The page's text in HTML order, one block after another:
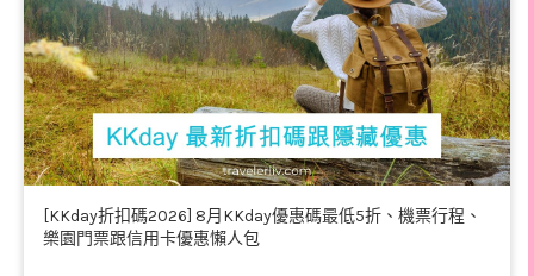
[KKday折扣碼2026] 8月KKday優惠碼最低5折、機票行程、
樂園門票跟信用卡優惠懶人包